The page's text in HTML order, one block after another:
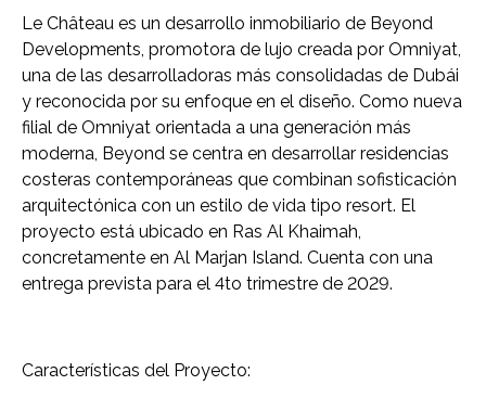
Le Château es un desarrollo inmobiliario de Beyond
Developments, promotora de lujo creada por Omniyat,
una de las desarrolladoras más consolidadas de Dubái
y reconocida por su enfoque en el diseño. Como nueva
filial de Omniyat orientada a una generación más
moderna, Beyond se centra en desarrollar residencias
costeras contemporáneas que combinan sofisticación
arquitectónica con un estilo de vida tipo resort. El
proyecto está ubicado en Ras Al Khaimah,
concretamente en Al Marjan Island. Cuenta con una
entrega prevista para el 4to trimestre de 2029.
Características del Proyecto: